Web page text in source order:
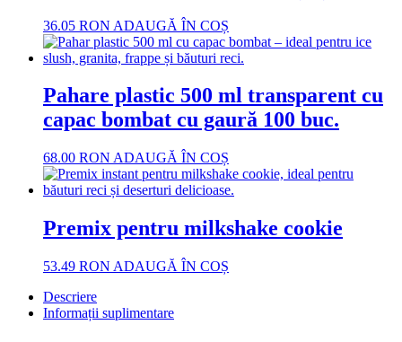
36.05 RON ADAUGĂ ÎN COȘ
Pahare plastic 500 ml transparent cu
capac bombat cu gaură 100 buc.
68.00 RON ADAUGĂ ÎN COȘ
Premix pentru milkshake cookie
53.49 RON ADAUGĂ ÎN COȘ
Descriere
Informații suplimentare